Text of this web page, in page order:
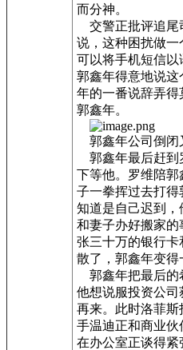
而分神。
交警正批评追尾
说，这种困扰做
可以将手机短信以
郭鑫年得意地说
年的一番说辞弄得
郭鑫年。
郭鑫年公司倒闭
郭鑫年最后赶到
下等他。罗维陪郭
子一拳挥过去打
知道是自己迟到
和妻子办好搬家
张三十万的银行卡
散了，郭鑫年变得
郭鑫年把最后的
他想说服投资公
再来。此时洛菲
手温迪正和商业
在办公室正谈得